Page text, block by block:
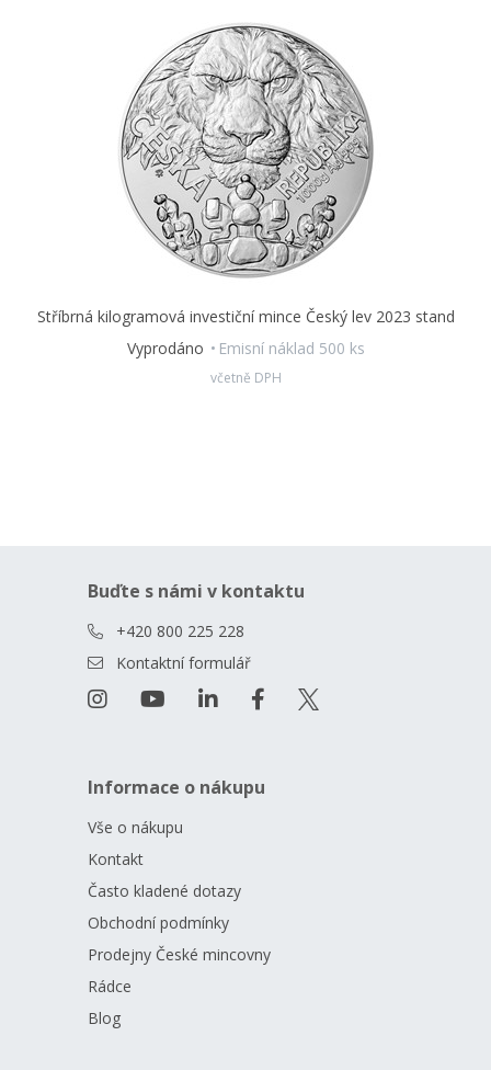
Stříbrná kilogramová investiční mince Český lev 2023 stand
Vyprodáno
Emisní náklad 500 ks
včetně DPH
Buďte s námi v kontaktu
+420 800 225 228
Kontaktní formulář
Informace o nákupu
Vše o nákupu
Kontakt
Často kladené dotazy
Obchodní podmínky
Prodejny České mincovny
Rádce
Blog